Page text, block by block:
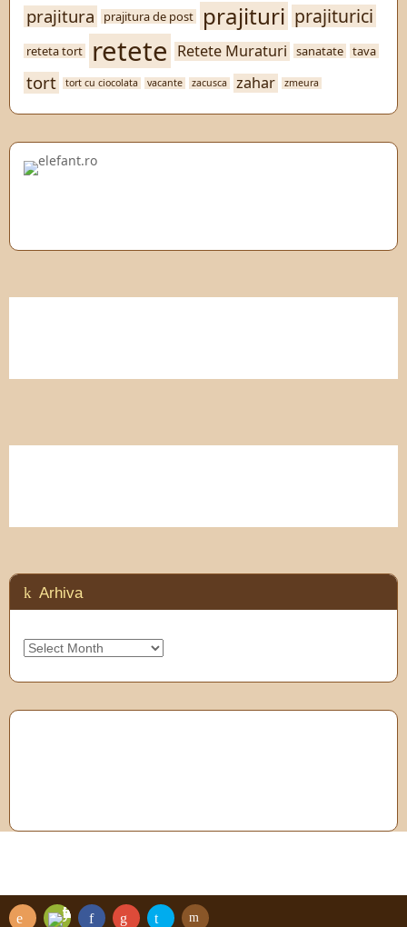
prajitura prajitura de post prajituri prajiturici
reteta tort retete Retete Muraturi sanatate tava
tort tort cu ciocolata vacante zacusca zahar zmeura
Arhiva
Arhiva